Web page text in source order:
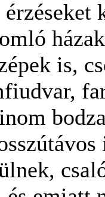
is,